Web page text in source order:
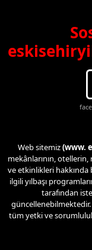
Web sitemiz(www.
mekânlarının,
ve etkinlikleri
ilgili yılbaşı
tarafından
güncellenebilmektedir.
tüm yetki ve